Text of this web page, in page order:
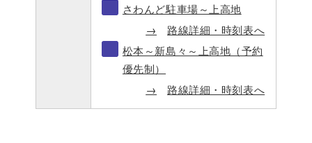
さわんど駐車場～上高地
路線詳細・時刻表へ
松本～新島々～上高地（予約
優先制）
路線詳細・時刻表へ